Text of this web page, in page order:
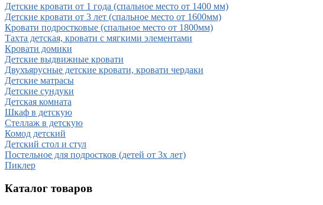
Детские кровати от 1 года (спальное место от 1400 мм)
Детские кровати от 3 лет (спальное место от 1600мм)
Кровати подростковые (спальное место от 1800мм)
Тахта детская, кровати с мягкими элементами
Кровати домики
Детские выдвижные кровати
Двухъярусные детские кровати, кровати чердаки
Детские матрасы
Детские сундуки
Детская комната
Шкаф в детскую
Стеллаж в детскую
Комод детский
Детский стол и стул
Постельное для подростков (детей от 3х лет)
Пиклер
Каталог товаров